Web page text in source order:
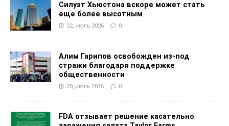
Силуэт Хьюстона вскоре может стать
еще более высотным
22, июль 2026 0
Алим Гарипов освобожден из-под
стражи благодаря поддержке
общественности
20, июль 2026 0
FDA отзывает решение касательно